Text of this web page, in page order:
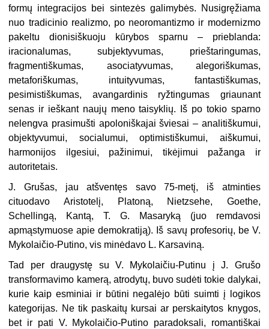
formų integracijos bei sintezės galimybės. Nusigręžiama
nuo tradicinio realizmo, po neoromantizmo ir modernizmo
pakeltu dionisiškuoju kūrybos sparnu – prieblanda:
iracionalumas, subjektyvumas, prieštaringumas,
fragmentiškumas, asociatyvumas, alegoriškumas,
metaforiškumas, intui­tyvumas, fantastiškumas,
pesimistiškumas, avangardinis ryžtingumas griaunant
senas ir ieškant naujų meno taisyklių. Iš po tokio sparno
neleng­va prasimušti apoloniškajai šviesai – analitiškumui,
objektyvumui, socialumui, optimistiškumui, aiškumui,
harmonijos ilgesiui, pažinimui, tikėjimui pažanga ir
autoritetais.
J. Grušas, jau atšventęs savo 75-metį, iš atminties
cituodavo Aris­totelį, Platoną, Nietzsehe, Goethe,
Schellingą, Kantą, T. G. Masaryką (juo remdavosi
apmąstymuose apie demokratiją). Iš savų profesorių, be V.
Mykolaičio-Putino, vis minėdavo L. Karsaviną.
Tad per draugystę su V. Mykolaičiu-Putinu į J. Grušo
transformavimo kamerą, atrodytų, buvo sudėti tokie dalykai,
kurie kaip esminiai ir būti­ni negalėjo būti suimti į logikos
kategorijas. Ne tik paskaitų kursai ar perskaitytos knygos,
bet ir pati V. Mykolaičio-Putino paradoksali, roman­tiškai